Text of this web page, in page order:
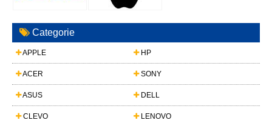
Categorie
APPLE HP
ACER SONY
ASUS DELL
CLEVO LENOVO